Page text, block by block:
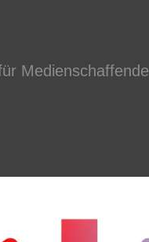
Medienschaffende